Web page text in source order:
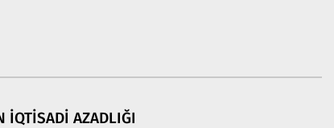
IQTISADI AZADLIĞI